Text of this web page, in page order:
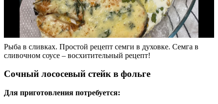
Рыба в сливках. Простой рецепт семги в духовке. Семга в
сливочном соусе – восхитительный рецепт!
Сочный лососевый стейк в фольге
Для приготовления потребуется: